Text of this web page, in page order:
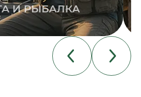
И РЫБАЛКА